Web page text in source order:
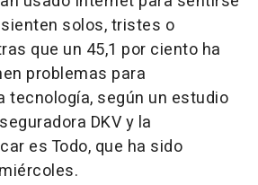
solos, tristes o
que un 45,1 por ciento ha
problemas para
tecnología, según un estudio
DKV y la
es Todo, que ha sido